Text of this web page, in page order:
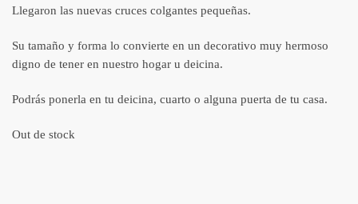
Llegaron las nuevas cruces colgantes pequeñas.
Su tamaño y forma lo convierte en un decorativo muy hermoso
digno de tener en nuestro hogar u deicina.
Podrás ponerla en tu deicina, cuarto o alguna puerta de tu casa.
Out de stock